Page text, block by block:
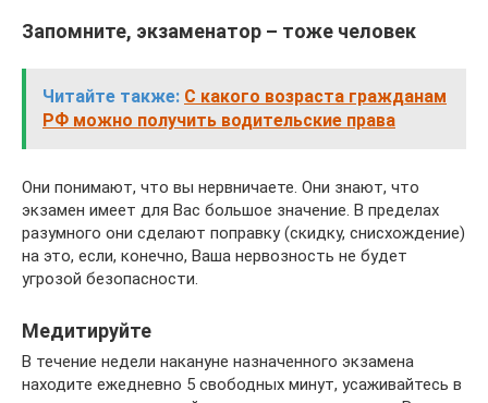
Запомните, экзаменатор – тоже человек
Читайте также: С какого возраста гражданам
РФ можно получить водительские права
Они понимают, что вы нервничаете. Они знают, что
экзамен имеет для Вас большое значение. В пределах
разумного они сделают поправку (скидку, снисхождение)
на это, если, конечно, Ваша нервозность не будет
угрозой безопасности.
Медитируйте
В течение недели накануне назначенного экзамена
находите ежедневно 5 свободных минут, усаживайтесь в